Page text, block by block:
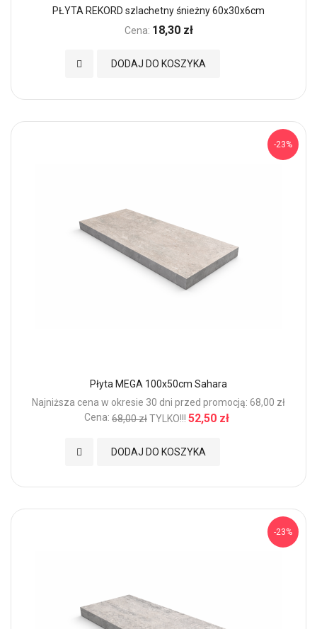
PŁYTA REKORD szlachetny śnieżny 60x30x6cm
Cena: 18,30 zł
DODAJ DO KOSZYKA
Dodaj do Ulubionych
-23%
Płyta MEGA 100x50cm Sahara
Najniższa cena w okresie 30 dni przed promocją: 68,00 zł
Cena: 68,00 złTYLKO!!! 52,50 zł
DODAJ DO KOSZYKA
Dodaj do Ulubionych
-23%